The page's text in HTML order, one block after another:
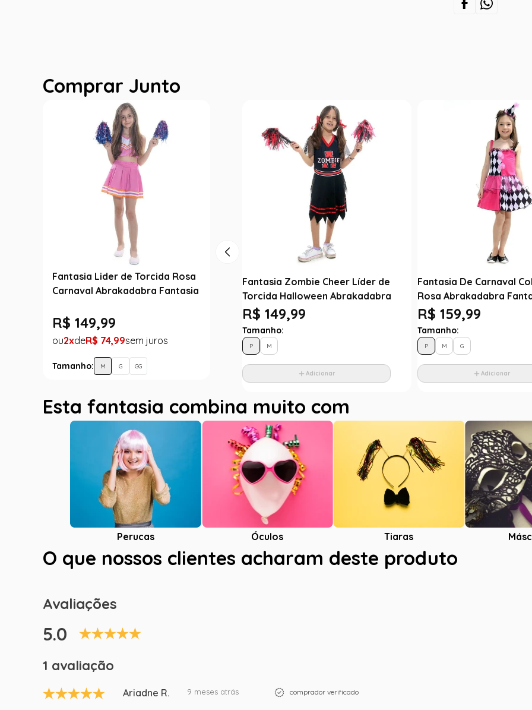
Comprar Junto
Fantasia Lider de Torcida Rosa
Carnaval Abrakadabra Fantasia
R$ 149,99
2 R$ 74,99
Tamanho: M G GG
Fantasia Zombie Cheer Líder de
Torcida Halloween Abrakadabra
R$ 149,99
Tamanho:
P M
Adicionar
Fantasia De Carnaval
Rosa Abrakadabra
R$ 159,99
Tamanho:
P M G
Adicionar
Esta fantasia combina muito com
Perucas Óculos Tiaras
O que nossos clientes acharam deste produto
Avaliações
5.0
1 avaliação
Ariadne R. 9 meses atrás comprador verificado